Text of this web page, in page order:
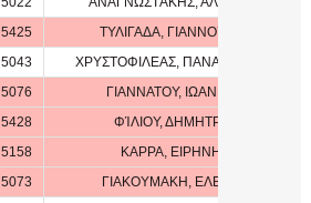
5425
ΤΥΛΙΓΑΔΑ, ΓΙΑΝΝΟΥΛΑ
5043
ΧΡΥΣΤΟΦΙΛΕΑΣ, ΠΑΝΑΓΙΩΤΗΣ
5076
ΓΙΑΝΝΑΤΟΥ, ΙΩΑΝΝΑ
5428
ΦΊΛΙΟΥ, ΔΗΜΗΤΡΑ
5158
ΚΑΡΡΑ, ΕΙΡΗΝΗ
5073
ΓΙΑΚΟΥΜΑΚΗ, ΕΛΕΝΗ